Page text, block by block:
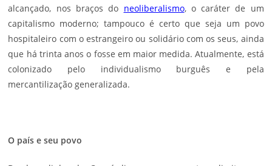
alcançado, nos braços do neoliberalismo, o caráter de um
capitalismo moderno; tampouco é certo que seja um povo
hospitaleiro com o estrangeiro ou solidário com os seus, ainda
que há trinta anos o fosse em maior medida. Atualmente, está
colonizado pelo individualismo burguês e pela
mercantilização generalizada.
O país e seu povo